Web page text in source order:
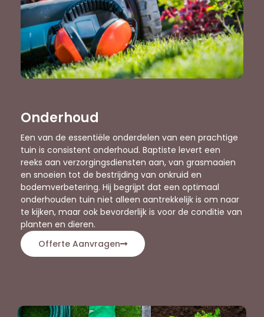
Onderhoud
Een van de essentiële onderdelen van een prachtige
tuin is consistent onderhoud. Baptiste levert een
reeks aan verzorgingsdiensten aan, van grasmaaien
en snoeien tot de bestrijding van onkruid en
bodemverbetering. Hij begrijpt dat een optimaal
onderhouden tuin niet alleen aantrekkelijk is om naar
te kijken, maar ook bevorderlijk is voor de conditie van
planten en dieren.
Offerte Aanvragen